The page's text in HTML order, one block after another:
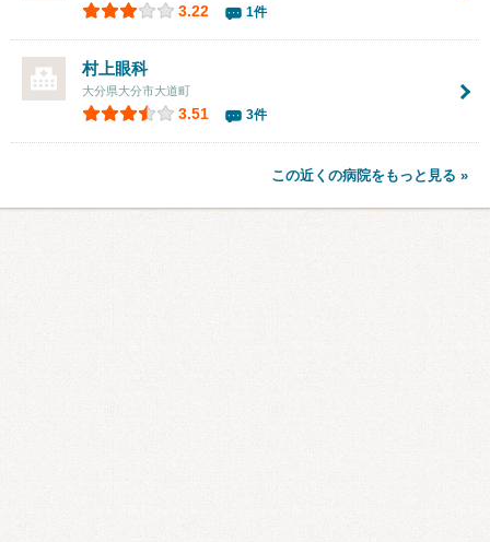
3.22 1件
村上眼科
大分県大分市大道町
3.51 3件
この近くの病院をもっと見る »